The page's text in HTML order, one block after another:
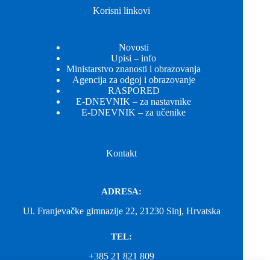
Korisni linkovi
Novosti
Upisi – info
Ministarstvo znanosti i obrazovanja
Agencija za odgoj i obrazovanje
RASPORED
E-DNEVNIK – za nastavnike
E-DNEVNIK – za učenike
Kontakt
ADRESA:
Ul. Franjevačke gimnazije 22, 21230 Sinj, Hrvatska
TEL:
+385 21 821 809